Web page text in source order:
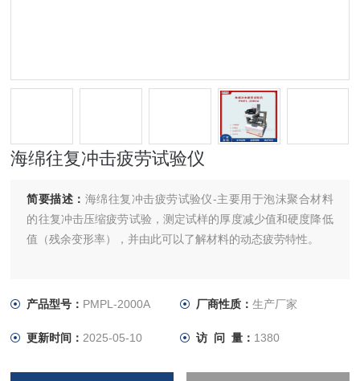
海绵往复冲击疲劳试验仪
简要描述： 海绵往复冲击疲劳试验仪-主要用于泡沫聚合材料
的往复冲击压缩疲劳试验，测定试样的厚度减少值和硬度降低
值（残余变形率），并由此可以了解材料的动态疲劳特性。
产品型号： PMPL-2000A 厂商性质： 生产厂家
更新时间： 2025-05-10 访 问 量： 1380